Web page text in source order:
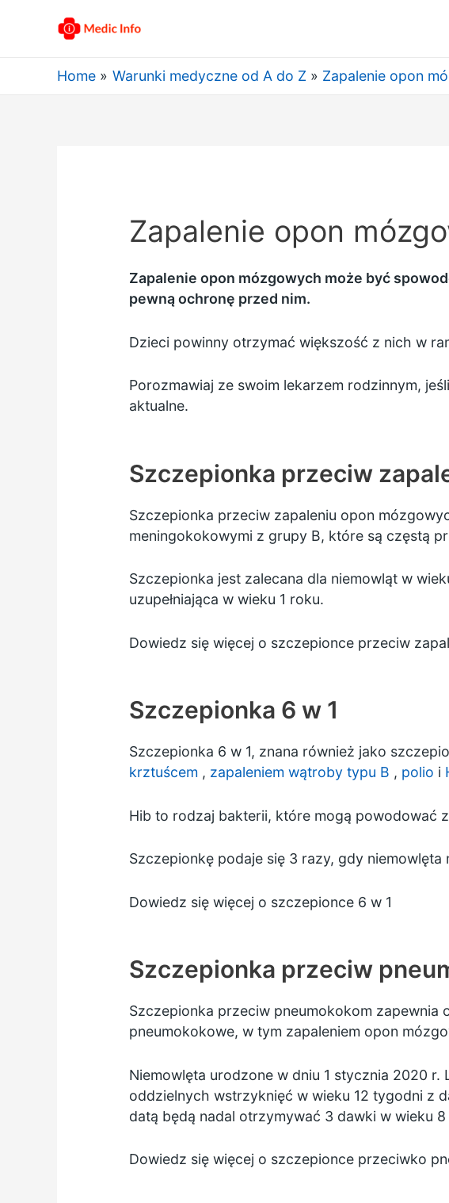
Home Warunki medyczne od A do Z Zapalenie opon
Zapalenie opon
Zapalenie opon mózgowych może być
pewną ochronę przed nim.
Dzieci powinny otrzymać większość z nich w
Porozmawiaj ze swoim lekarzem rodzinnym,
aktualne.
Szczepionka przeciw
Szczepionka przeciw zapaleniu opon
meningokokowymi z grupy B, które są częstą
Szczepionka jest zalecana dla niemowląt w
uzupełniająca w wieku 1 roku.
Dowiedz się więcej o szczepionce przeciw
Szczepionka 6 w 1
Szczepionka 6 w 1, znana również jako
krztuścem , zapaleniem wątroby typu B , polio i
Hib to rodzaj bakterii, które mogą powodować
Szczepionkę podaje się 3 razy, gdy niemowlęta
Dowiedz się więcej o szczepionce 6 w 1
Szczepionka przeciw
Szczepionka przeciw pneumokokom zapewnia
pneumokokowe, w tym zapaleniem opon
Niemowlęta urodzone w dniu 1 stycznia 2020
oddzielnych wstrzyknięć w wieku 12 tygodni z
datą będą nadal otrzymywać 3 dawki w wieku
Dowiedz się więcej o szczepionce przeciwko